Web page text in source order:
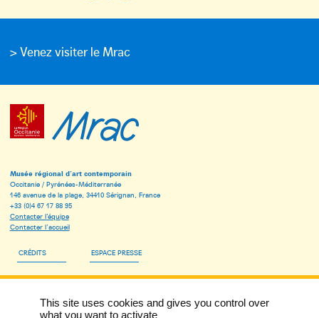
> Venez visiter le Mrac
Musée régional d’art contemporain
Occitanie / Pyrénées-Méditerranée
146 avenue de la plage, 34410 Sérignan, France
+33 (0)4 67 17 88 95
Contacter l’équipe
Contacter l’accueil
CRÉDITS ESPACE PRESSE
ESPACE PÉDAGOGIQUE
INSCRIVEZ-VOUS À LA NEWSLETTER DU MRAC
This site uses cookies and gives you control over
what you want to activate